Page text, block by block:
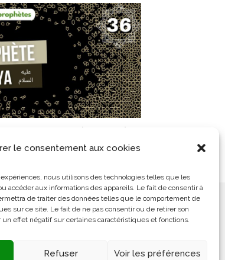
le consentement aux cookies
nous utilisons des technologies telles que les
accéder aux informations des appareils. Le fait de consentir à
de traiter des données telles que le comportement de
sur ce site. Le fait de ne pas consentir ou de retirer son
effet négatif sur certaines caractéristiques et fonctions.
Refuser Voir les préférences
Zakariyya (Zacharie)
14 octobre 2021
L’Arabe Simplement